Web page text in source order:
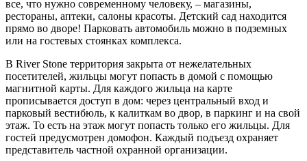
все, что нужно современному человеку, – магазины,
рестораны, аптеки, салоны красоты. Детский сад находится
прямо во дворе! Парковать автомобиль можно в подземных
или на гостевых стоянках комплекса.
В River Stone территория закрыта от нежелательных
посетителей, жильцы могут попасть в домой с помощью
магнитной карты. Для каждого жильца на карте
прописывается доступ в дом: через центральный вход и
парковый вестибюль, к калиткам во двор, в паркинг и на свой
этаж. То есть на этаж могут попасть только его жильцы. Для
гостей предусмотрен домофон. Каждый подъезд охраняет
представитель частной охранной организации.